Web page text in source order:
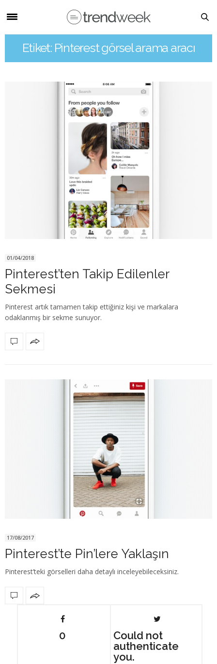
Etiket: Pinterest görsel arama aracı
01/04/2018
Pinterest’ten Takip Edilenler
Sekmesi
Pinterest artık tamamen takip ettiğiniz kişi ve markalara
odaklanmış bir sekme sunuyor.
17/08/2017
Pinterest’te Pin’lere Yaklaşın
Pinterest’teki görselleri daha detaylı inceleyebileceksiniz.
0
Could not
authenticate
you.